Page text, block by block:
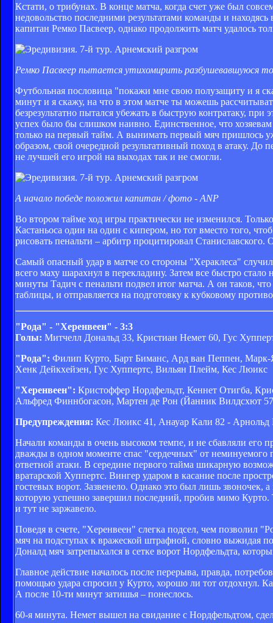
Кстати, о трибунах. В конце матча, когда счет уже был
недовольство последними результатами команды и
капитан Ремко Пасвеер, однако продолжить матч удалось
Ремко Пасвеер пытается утихомирить разбушевавшуюся
Футбольная пословица "покажи мне свою полузащиту и я
минут и я скажу, на что в этом матче ты можешь
безрезультатно пытался убежать в быструю контратаку,
успех было бы слишком наивно. Единственное, что
только на первый тайм. А вынимать первый мяч пришлось
образом, свой очередной результативный поход в атаку. До
не лучшей его игрой на выходах так и не смогли.
А начало победе положил капитан / фото - ANP
Во втором тайме ход игры практически не изменился.
Кастаньоса один на один с кипером, но тот вместо того,
рисовать пенальти – арбитр процитировал
Самый опасный удар в матче со стороны "Хераклеса"
всего маху шарахнул в перекладину. Затем все быстро стало
минуты Тадич с пенальти подвел итог матча. А он таков,
таблицы, и отправляется на подготовку к кубковому
"Рода" - "Херенвеен" - 3:3
Голы: Митчелл Дональд 33, Кристиан Немет 60, Гус
"Рода": Филип Курто, Барт Биманс, Ард ван Пеппен, Марк-
Хенк Дейкхейзен, Гус Хуппертс, Вильян Плейм, Кес Люикс
"Херенвеен": Кристоффер Нордфельдт, Кеннет Отигба,
Альфред Финнбогасон, Мартен де Рон (Йанник Вилдсхют
Предупреждения: Кес Люикс 41, Анауар Кали 82 - Арнольд
Начали команды в очень высоком темпе, и не сбавляли его
дважды в одном моменте спас "сердечных" от неминуемого
ответной атаки. В середине первого тайма шикарную
вратарской Хуппертс. Вингер ударом в касание после
гостевых ворот. Зазвенело. Однако это был лишь
которую успешно завершил последний, пробив мимо
и тут не заржавело.
Поведя в счете, "Херенвеен" слегка подсел, чем позволил
мяч на подступах к вражеской штрафной, словно выжидая
Доналд мяч затрепыхался в сетке ворот Нордфельдта,
Главное действие началось после перерыва, правда,
помощью удара спросил у Курто, хорошо ли тот отдохнул.
А после 10-ти минут затишья – понеслось.
60-я минута. Немет вышел на свидание с Нордфельдтом,